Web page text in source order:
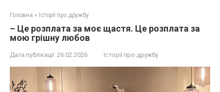
Головна » Історії про дружбу
– Це розплата за моє щастя. Це розплата за
мою грішну любов
Дата публікації: 26.02.2026 Історії про дружбу